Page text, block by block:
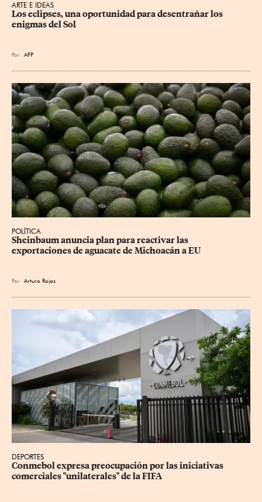
ARTE E IDEAS
Los eclipses, una oportunidad para desentrañar los
enigmas del Sol
Por AFP
POLÍTICA
Sheinbaum anuncia plan para reactivar las
exportaciones de aguacate de Michoacán a EU
Por Arturo Rojas
DEPORTES
Conmebol expresa preocupación por las iniciativas
comerciales "unilaterales" de la FIFA